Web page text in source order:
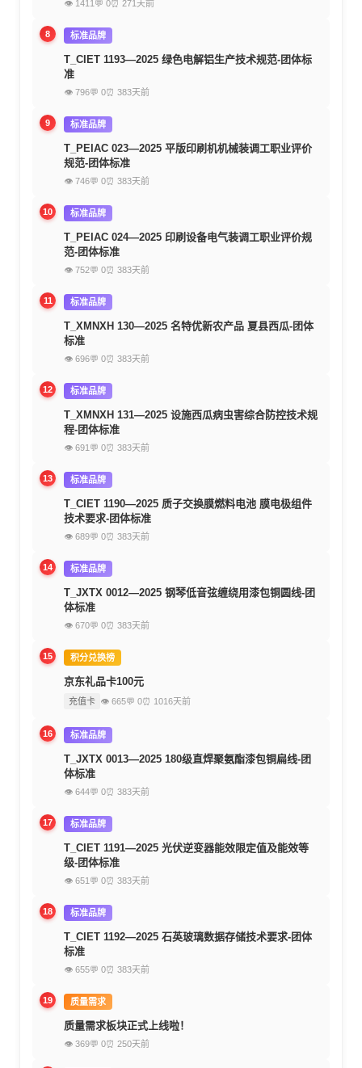
👁 1411 💬 0⏰ 271天前
8 标准品牌
T_CIET 1193—2025 绿色电解铝生产技术规范-团体标
准
👁 796💬 0⏰ 383天前
9 标准品牌
T_PEIAC 023—2025 平版印刷机机械装调工职业评价
规范-团体标准
👁 746💬 0⏰ 383天前
10 标准品牌
T_PEIAC 024—2025 印刷设备电气装调工职业评价规
范-团体标准
👁 752💬 0⏰ 383天前
11 标准品牌
T_XMNXH 130—2025 名特优新农产品 夏县西瓜-团体
标准
👁 696💬 0⏰ 383天前
12 标准品牌
T_XMNXH 131—2025 设施西瓜病虫害综合防控技术规
程-团体标准
👁 691 💬 0⏰ 383天前
13 标准品牌
T_CIET 1190—2025 质子交换膜燃料电池 膜电极组件
技术要求-团体标准
👁 689💬 0⏰ 383天前
14 标准品牌
T_JXTX 0012—2025 钢琴低音弦缠绕用漆包铜圆线-团
体标准
👁 670💬 0⏰ 383天前
15 积分兑换榜
京东礼品卡100元
充值卡 👁 665💬 0⏰ 1016天前
16 标准品牌
T_JXTX 0013—2025 180级直焊聚氨酯漆包铜扁线-团
体标准
👁 644💬 0⏰ 383天前
17 标准品牌
T_CIET 1191—2025 光伏逆变器能效限定值及能效等
级-团体标准
👁 651 💬 0⏰ 383天前
18 标准品牌
T_CIET 1192—2025 石英玻璃数据存储技术要求-团体
标准
👁 655💬 0⏰ 383天前
19 质量需求
质量需求板块正式上线啦！
👁 369💬 0⏰ 250天前